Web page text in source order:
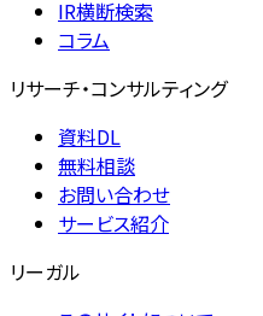
IR横断検索
コラム
リサーチ・コンサルティング
資料DL
無料相談
お問い合わせ
サービス紹介
リーガル